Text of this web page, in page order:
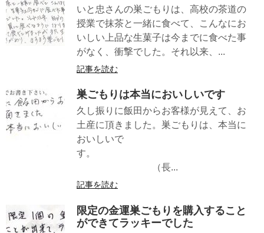
いと忠さんの巣ごもりは、高校の茶道の
授業で抹茶と一緒に食べて、こんなにお
いしい上品な生菓子は今までに食べた事
がなく、衝撃でした。それ以来、...
記事を読む
巣ごもりは本当においしいです
久し振りに飯田からお客様が見えて、お
土産に頂きました。巣ごもりは、本当に
おいしいで
す。
（長...
記事を読む
限定の金運巣ごもりを購入すること
ができてラッキーでした